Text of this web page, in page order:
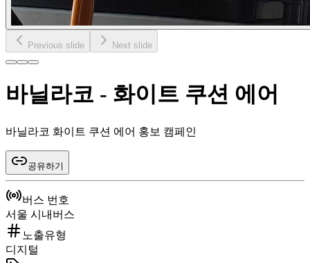
Previous slide Next slide
바닐라코 - 화이트 쿠션 에어
바닐라코 화이트 쿠션 에어 홍보 캠페인
공유하기
버스 번호
서울 시내버스
노출유형
디지털